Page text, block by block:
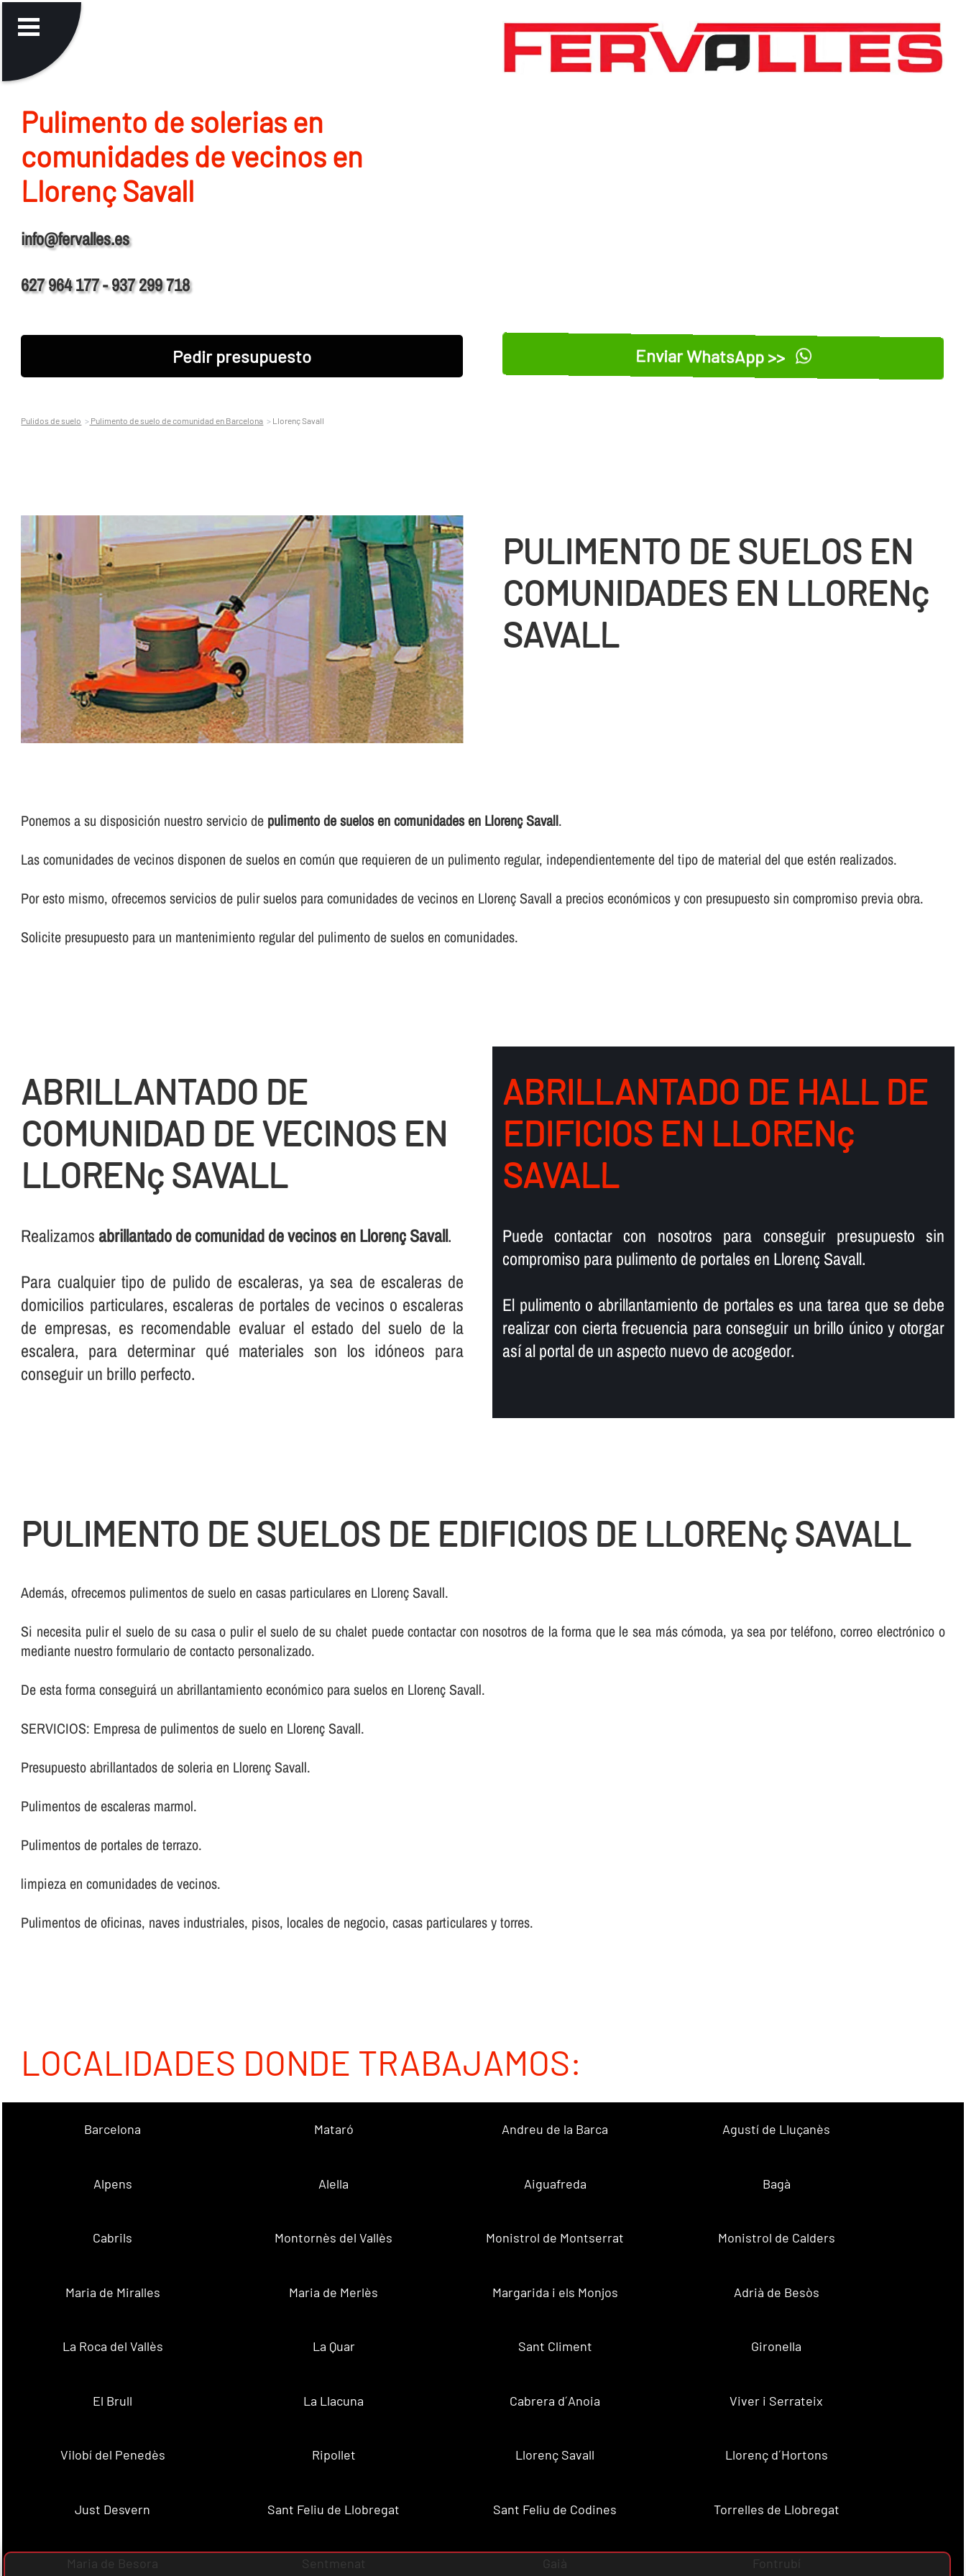
Pulimento de solerias en
comunidades de vecinos en
Llorenç Savall
info@fervalles.es
627 964 177 - 937 299 718
Pedir presupuesto Enviar WhatsApp >>
Pulidos de suelo Pulimento de suelo de comunidad en Barcelona Llorenç Savall
PULIMENTO DE SUELOS EN
COMUNIDADES EN LLORENç
SAVALL
Ponemos a su disposición nuestro servicio de pulimento de suelos en comunidades en Llorenç Savall.
Las comunidades de vecinos disponen de suelos en común que requieren de un pulimento regular, independientemente del tipo de material del que estén realizados.
Por esto mismo, ofrecemos servicios de pulir suelos para comunidades de vecinos en Llorenç Savall a precios económicos y con presupuesto sin compromiso previa obra.
Solicite presupuesto para un mantenimiento regular del pulimento de suelos en comunidades.
ABRILLANTADO DE
COMUNIDAD DE VECINOS EN
LLORENç SAVALL
Realizamosabrillantado de comunidad de vecinos en Llorenç Savall.
Para cualquier tipo de pulido de escaleras, ya sea de escaleras de
domicilios particulares, escaleras de portales de vecinos o escaleras
de empresas, es recomendable evaluar el estado del suelo de la
escalera, para determinar qué materiales son los idóneos para
conseguir un brillo perfecto.
ABRILLANTADO DE HALL DE
EDIFICIOS EN LLORENç
SAVALL
Puede contactar con nosotros para conseguir presupuesto sin
compromiso para pulimento de portales en Llorenç Savall.
El pulimento o abrillantamiento de portales es una tarea que se debe
realizar con cierta frecuencia para conseguir un brillo único y otorgar
así­ al portal de un aspecto nuevo de acogedor.
PULIMENTO DE SUELOS DE EDIFICIOS DE LLORENç SAVALL
Además, ofrecemos pulimentos de suelo en casas particulares en Llorenç Savall.
Si necesita pulir el suelo de su casa o pulir el suelo de su chalet puede contactar con nosotros de la forma que le sea más cómoda, ya sea por teléfono, correo electrónico o
mediante nuestro formulario de contacto personalizado.
De esta forma conseguirá un abrillantamiento económico para suelos en Llorenç Savall.
SERVICIOS: Empresa de pulimentos de suelo en Llorenç Savall.
Presupuesto abrillantados de soleria en Llorenç Savall.
Pulimentos de escaleras marmol.
Pulimentos de portales de terrazo.
limpieza en comunidades de vecinos.
Pulimentos de oficinas, naves industriales, pisos, locales de negocio, casas particulares y torres.
LOCALIDADES DONDE TRABAJAMOS:
Barcelona Mataró Andreu de la Barca Agustí de Lluçanès
Alpens Alella Aiguafreda Bagà
Cabrils Montornès del Vallès Monistrol de Montserrat Monistrol de Calders
Maria de Miralles Maria de Merlès Margarida i els Monjos Adrià de Besòs
La Roca del Vallès La Quar Sant Climent Gironella
El Brull La Llacuna Cabrera d´Anoia Viver i Serrateix
Vilobí del Penedès Ripollet Llorenç Savall Llorenç d´Hortons
Just Desvern Sant Feliu de Llobregat Sant Feliu de Codines Torrelles de Llobregat
Maria de Besora Sentmenat Gaià Fontrubí